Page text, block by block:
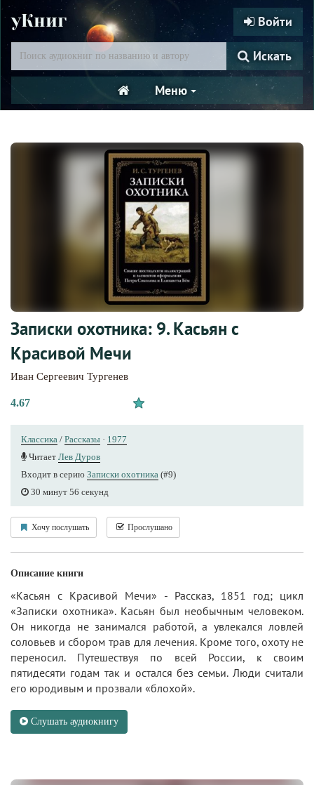
уКниг Войти
Искать
Меню
Записки охотника: 9. Касьян с
Красивой Мечи
Иван Сергеевич Тургенев
4.67
Классика / Рассказы · 1977
Читает Лев Дуров
Входит в серию Записки охотника (#9)
30 минут 56 секунд
Хочу послушать Прослушано
Описание книги
«Касьян с Красивой Мечи» - Рассказ, 1851 год; цикл
«Записки охотника». Касьян был необычным человеком.
Он никогда не занимался работой, а увлекался ловлей
соловьев и сбором трав для лечения. Кроме того, охоту не
переносил. Путешествуя по всей России, к своим
пятидесяти годам так и остался без семьи. Люди считали
его юродивым и прозвали «блохой».
Слушать аудиокнигу